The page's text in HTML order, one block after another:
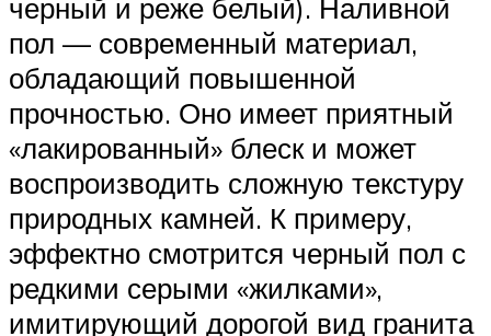
черный и реже белый). Наливной
пол — современный материал,
обладающий повышенной
прочностью. Оно имеет приятный
«лакированный» блеск и может
воспроизводить сложную текстуру
природных камней. К примеру,
эффектно смотрится черный пол с
редкими серыми «жилками»,
имитирующий дорогой вид гранита